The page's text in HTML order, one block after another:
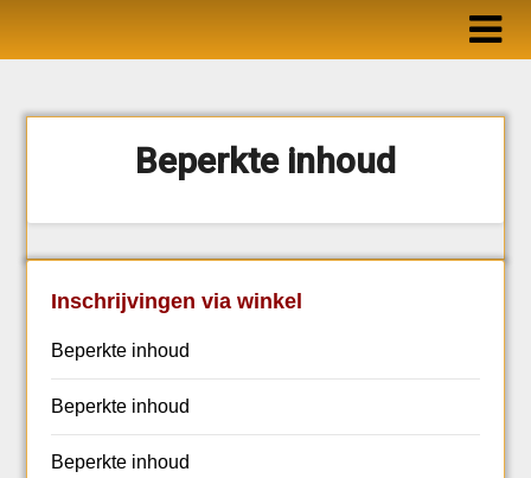
Beperkte inhoud
Inschrijvingen via winkel
Beperkte inhoud
Beperkte inhoud
Beperkte inhoud